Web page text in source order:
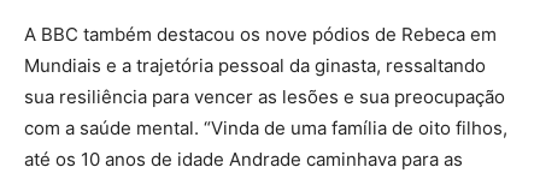
A BBC também destacou os nove pódios de Rebeca em
Mundiais e a trajetória pessoal da ginasta, ressaltando
sua resiliência para vencer as lesões e sua preocupação
com a saúde mental. “Vinda de uma família de oito filhos,
até os 10 anos de idade Andrade caminhava para as